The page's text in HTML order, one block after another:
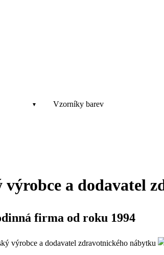
Vzorníky barev
výrobce a dodavatel
firma od roku 1994